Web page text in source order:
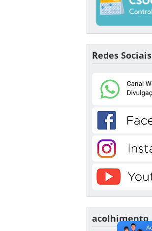
Redes Sociais
acolhimento